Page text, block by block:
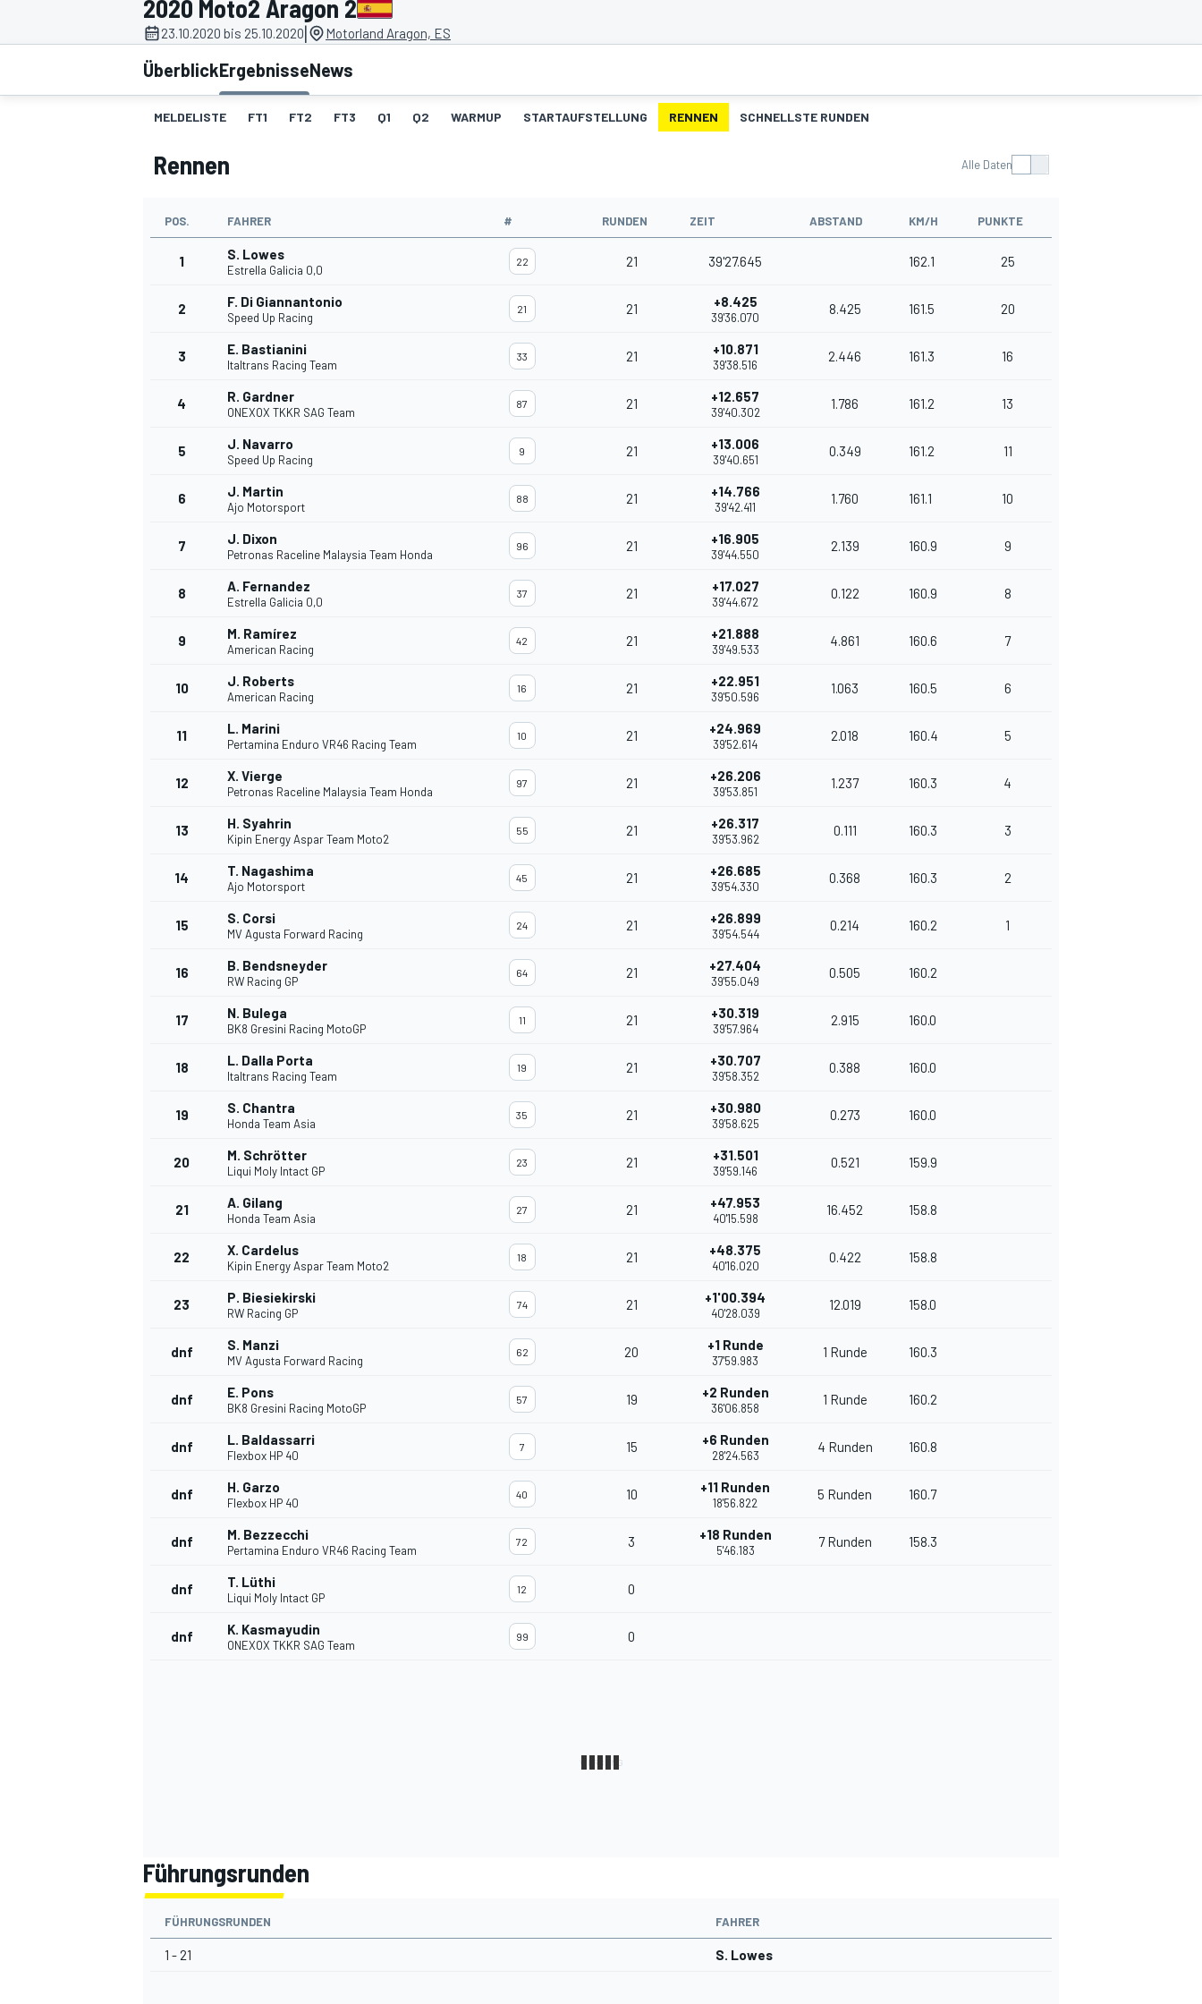
MOTOGP
2020 Moto2 Aragon 2
23.10.2020 bis 25.10.2020| Motorland Aragon, ES
ÜberblickErgebnisseNews
MELDELISTE FT1 FT2 FT3 Q1 Q2 WARMUP STARTAUFSTELLUNG RENNEN SCHNELLSTE RUNDEN
Rennen Alle Daten
POS. FAHRER # RUNDEN ZEIT ABSTAND KM/H PUNKTE
1 S. Lowes
Estrella Galicia 0,0
22 21 39'27.645 162.1 25
2 F. Di Giannantonio
Speed Up Racing
21 21 +8.425
39'36.070
8.425 161.5 20
3 E. Bastianini
Italtrans Racing Team
33 21 +10.871
39'38.516
2.446 161.3 16
4 R. Gardner
ONEXOX TKKR SAG Team
87 21 +12.657
39'40.302
1.786 161.2 13
5 J. Navarro
Speed Up Racing
9 21 +13.006
39'40.651
0.349 161.2 11
6 J. Martin
Ajo Motorsport
88 21 +14.766
39'42.411
1.760 161.1 10
7 J. Dixon
Petronas Raceline Malaysia Team Honda
96 21 +16.905
39'44.550
2.139 160.9 9
8 A. Fernandez
Estrella Galicia 0,0
37 21 +17.027
39'44.672
0.122 160.9 8
9 M. Ramírez
American Racing
42 21 +21.888
39'49.533
4.861 160.6 7
10 J. Roberts
American Racing
16 21 +22.951
39'50.596
1.063 160.5 6
11 L. Marini
Pertamina Enduro VR46 Racing Team
10 21 +24.969
39'52.614
2.018 160.4 5
12 X. Vierge
Petronas Raceline Malaysia Team Honda
97 21 +26.206
39'53.851
1.237 160.3 4
13 H. Syahrin
Kipin Energy Aspar Team Moto2
55 21 +26.317
39'53.962
0.111 160.3 3
14 T. Nagashima
Ajo Motorsport
45 21 +26.685
39'54.330
0.368 160.3 2
15 S. Corsi
MV Agusta Forward Racing
24 21 +26.899
39'54.544
0.214 160.2 1
16 B. Bendsneyder
RW Racing GP
64 21 +27.404
39'55.049
0.505 160.2
17 N. Bulega
BK8 Gresini Racing MotoGP
11 21 +30.319
39'57.964
2.915 160.0
18 L. Dalla Porta
Italtrans Racing Team
19 21 +30.707
39'58.352
0.388 160.0
19 S. Chantra
Honda Team Asia
35 21 +30.980
39'58.625
0.273 160.0
20 M. Schrötter
Liqui Moly Intact GP
23 21 +31.501
39'59.146
0.521 159.9
21 A. Gilang
Honda Team Asia
27 21 +47.953
40'15.598
16.452 158.8
22 X. Cardelus
Kipin Energy Aspar Team Moto2
18 21 +48.375
40'16.020
0.422 158.8
23 P. Biesiekirski
RW Racing GP
74 21 +1'00.394
40'28.039
12.019 158.0
dnf S. Manzi
MV Agusta Forward Racing
62 20 +1 Runde
37'59.983
1 Runde 160.3
dnf E. Pons
BK8 Gresini Racing MotoGP
57 19 +2 Runden
36'06.858
1 Runde 160.2
dnf L. Baldassarri
Flexbox HP 40
7 15 +6 Runden
28'24.563
4 Runden 160.8
dnf H. Garzo
Flexbox HP 40
40 10 +11 Runden
18'56.822
5 Runden 160.7
dnf M. Bezzecchi
Pertamina Enduro VR46 Racing Team
72 3 +18 Runden
5'46.183
7 Runden 158.3
dnf T. Lüthi
Liqui Moly Intact GP
12 0
dnf K. Kasmayudin
ONEXOX TKKR SAG Team
99 0
Führungsrunden
FÜHRUNGSRUNDEN FAHRER
1 - 21 S. Lowes